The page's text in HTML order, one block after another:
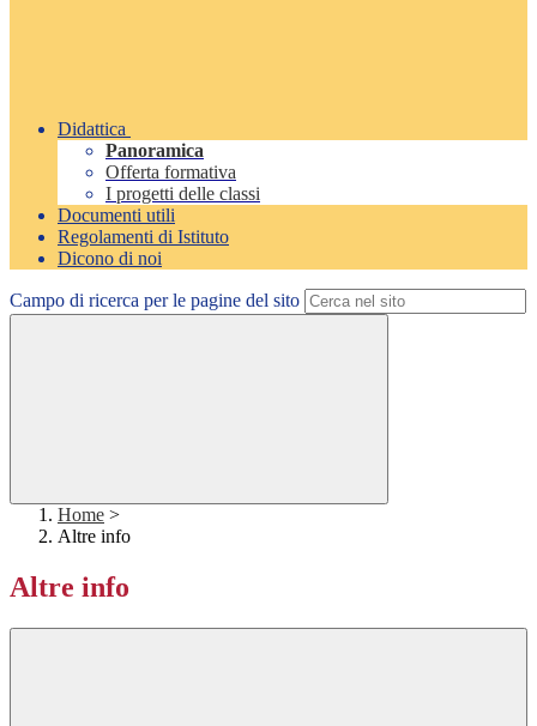
Didattica
Panoramica
Offerta formativa
I progetti delle classi
Documenti utili
Regolamenti di Istituto
Dicono di noi
Campo di ricerca per le pagine del sito
Home >
Altre info
Altre info